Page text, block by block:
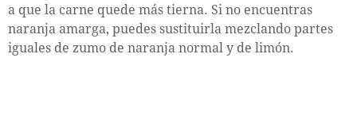
a que la carne quede más tierna. Si no encuentras
naranja amarga, puedes sustituirla mezclando partes
iguales de zumo de naranja normal y de limón.